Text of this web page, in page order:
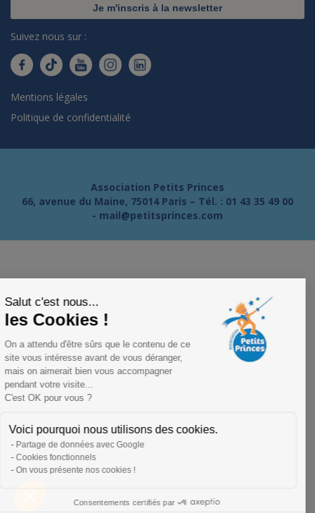
Salut c'est nous...
les Cookies !
On a attendu d'être sûrs que le contenu de ce
site vous intéresse avant de vous déranger,
mais on aimerait bien vous accompagner
pendant votre visite...
C'est OK pour vous ?
Voici pourquoi nous utilisons des cookies.
Partage de données avec Google
Cookies fonctionnels
On vous présente nos cookies !
Consentements certifiés par
Je m'inscris à la newsletter
Suivez nous sur :
Mentions légales
Politique de confidentialité
Association Petits Princes
66, avenue du Maine, 75014 Paris – Tél. : 01 43 35 49 00
- mail@petitsprinces.com